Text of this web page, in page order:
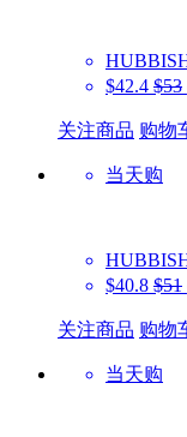
$42.4 $53
关注商品 购物
当天购
$40.8 $51
关注商品 购物
当天购